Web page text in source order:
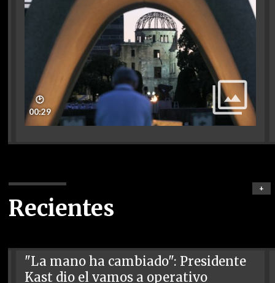
🕑
00:29
Recientes
+
"La mano ha cambiado": Presidente
Kast dio el vamos a operativo